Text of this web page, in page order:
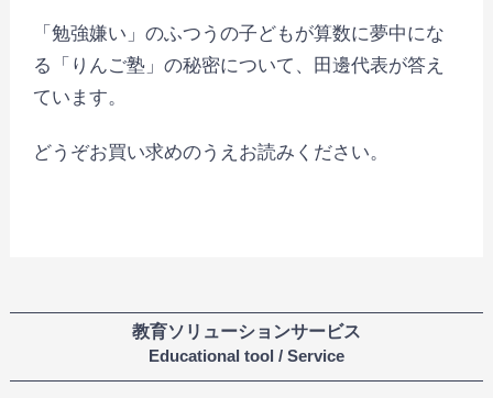
「勉強嫌い」のふつうの子どもが算数に夢中にな
る「りんご塾」の秘密について、田邊代表が答え
ています。
どうぞお買い求めのうえお読みください。
教育ソリューションサービス
Educational tool / Service